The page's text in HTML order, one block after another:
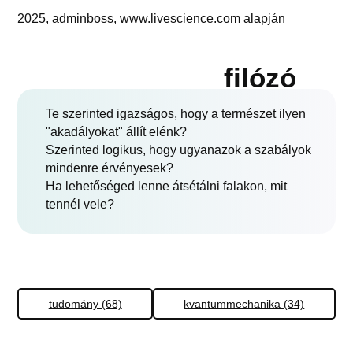
2025, adminboss, www.livescience.com alapján
filózó
Te szerinted igazságos, hogy a természet ilyen
"akadályokat" állít elénk?
Szerinted logikus, hogy ugyanazok a szabályok
mindenre érvényesek?
Ha lehetőséged lenne átsétálni falakon, mit
tennél vele?
tudomány (68) kvantummechanika (34)